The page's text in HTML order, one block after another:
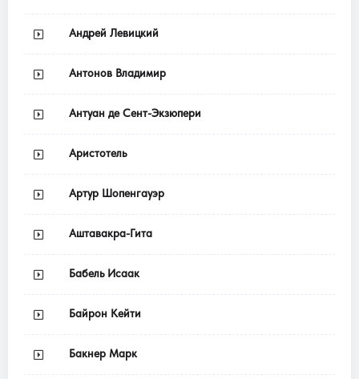
Андрей Левицкий
Антонов Владимир
Антуан де Сент-Экзюпери
Аристотель
Артур Шопенгауэр
Аштавакра-Гита
Бабель Исаак
Байрон Кейти
Бакнер Марк